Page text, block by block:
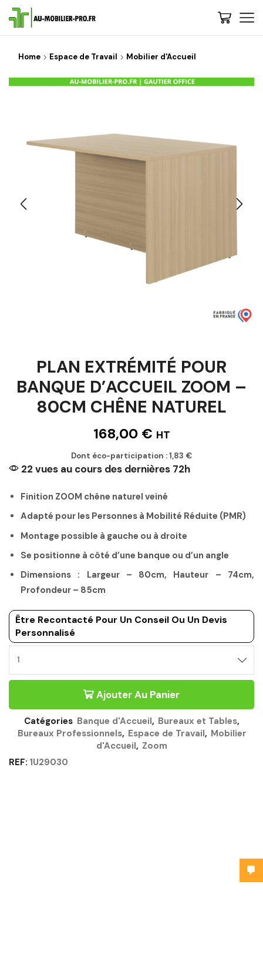
Home Espace de Travail Mobilier d'Accueil
PLAN EXTRÉMITÉ POUR
BANQUE D’ACCUEIL ZOOM –
80CM CHÊNE NATUREL
168,00 € HT
Dont éco-participation :1,83 €
22 vues au cours des dernières 72h
Finition ZOOM chêne naturel veiné
Adapté pour les Personnes à Mobilité Réduite (PMR)
Montage possible à gauche ou à droite
Se positionne à côté d’une banque ou d’un angle
Dimensions : Largeur – 80cm, Hauteur – 74cm,
Profondeur – 85cm
Être Recontacté Pour Un Conseil Ou Un Devis
Personnalisé
Ajouter Au Panier
Catégories Banque d'Accueil, Bureaux et Tables,
Bureaux Professionnels, Espace de Travail, Mobilier
d'Accueil, Zoom
REF: 1U29030